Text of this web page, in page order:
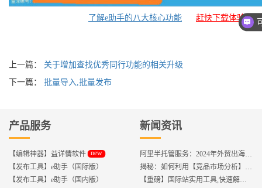
了解e助手的八大核心功能 赶快下载体验吧
上一篇： 关于增加查找优秀同行功能的相关升级
下一篇： 批量导入,批量发布
产品服务
【编辑神器】益详情软件 new
【发布工具】e助手（国际版）
【发布工具】e助手（国内版）
新闻资讯
阿里半托管服务：2024年外贸出海热潮的主旋律
揭秘：如何利用【竞品市场分析】优化店铺流量？
【重磅】国际站实用工具,快速解决运营中的5大琐事，一键提升运营效率!